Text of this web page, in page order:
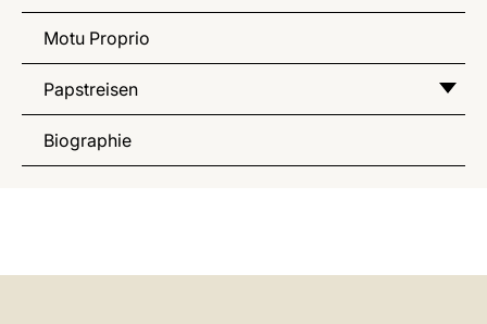
Motu Proprio
Papstreisen
Biographie